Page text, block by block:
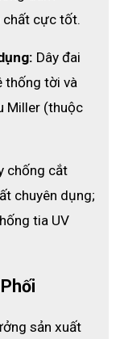
và nhiệt độ cao
tình huống sập
chất cực tốt.
Dây đai
thống tời và
Miller (thuộc
chống cắt
chuyên dụng;
tia UV
sản xuất